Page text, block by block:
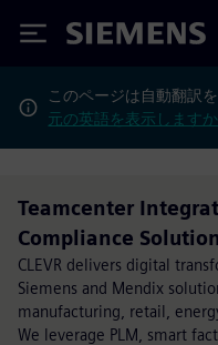
Siemens
このページは自動翻訳
元の英語を表示しますか
Teamcenter
Compliance Solution
CLEVR delivers digital
Siemens and Mendix
manufacturing, retail,
We leverage PLM, smart